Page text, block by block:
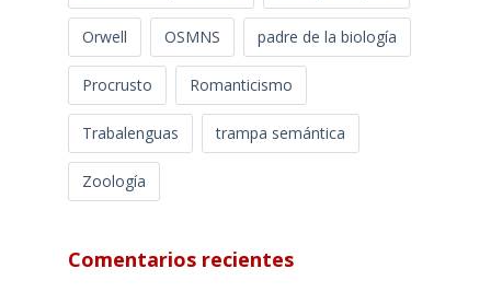
Orwell OSMNS padre de la biología
Procrusto Romanticismo
Trabalenguas trampa semántica
Zoología
Comentarios recientes